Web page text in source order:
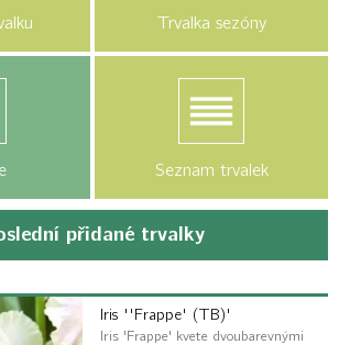
Trvalka sezóny
Seznam trvalek
přidané trvalky
Iris ''Frappe' (TB)'
Iris 'Frappe' kvete dvoubarevnými